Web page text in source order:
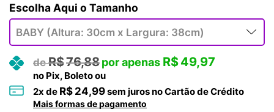
Tamanho
R$76,88 R$49,97
no Pix, Boleto ou
2x de R$ 24,99sem juros no Cartão de Crédito
Mais formas de pagamento